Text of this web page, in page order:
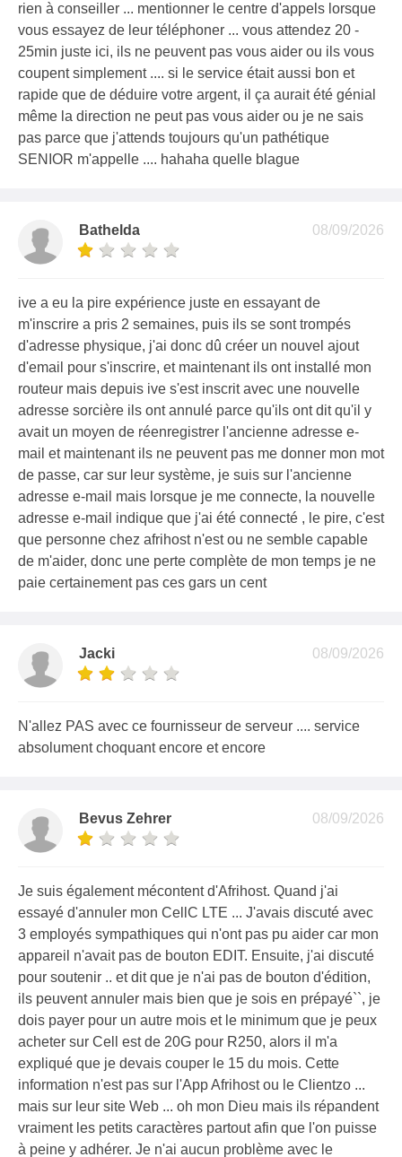
rien à conseiller ... mentionner le centre d'appels lorsque
vous essayez de leur téléphoner ... vous attendez 20 -
25min juste ici, ils ne peuvent pas vous aider ou ils vous
coupent simplement .... si le service était aussi bon et
rapide que de déduire votre argent, il ça aurait été génial
même la direction ne peut pas vous aider ou je ne sais
pas parce que j'attends toujours qu'un pathétique
SENIOR m'appelle .... hahaha quelle blague
08/09/2026
Bathelda
ive a eu la pire expérience juste en essayant de
m'inscrire a pris 2 semaines, puis ils se sont trompés
d'adresse physique, j'ai donc dû créer un nouvel ajout
d'email pour s'inscrire, et maintenant ils ont installé mon
routeur mais depuis ive s'est inscrit avec une nouvelle
adresse sorcière ils ont annulé parce qu'ils ont dit qu'il y
avait un moyen de réenregistrer l'ancienne adresse e-
mail et maintenant ils ne peuvent pas me donner mon mot
de passe, car sur leur système, je suis sur l'ancienne
adresse e-mail mais lorsque je me connecte, la nouvelle
adresse e-mail indique que j'ai été connecté , le pire, c'est
que personne chez afrihost n'est ou ne semble capable
de m'aider, donc une perte complète de mon temps je ne
paie certainement pas ces gars un cent
08/09/2026
Jacki
N'allez PAS avec ce fournisseur de serveur .... service
absolument choquant encore et encore
08/09/2026
Bevus Zehrer
Je suis également mécontent d'Afrihost. Quand j'ai
essayé d'annuler mon CellC LTE ... J'avais discuté avec
3 employés sympathiques qui n'ont pas pu aider car mon
appareil n'avait pas de bouton EDIT. Ensuite, j'ai discuté
pour soutenir .. et dit que je n'ai pas de bouton d'édition,
ils peuvent annuler mais bien que je sois en prépayé``, je
dois payer pour un autre mois et le minimum que je peux
acheter sur Cell est de 20G pour R250, alors il m'a
expliqué que je devais couper le 15 du mois. Cette
information n'est pas sur l'App Afrihost ou le Clientzo ...
mais sur leur site Web ... oh mon Dieu mais ils répandent
vraiment les petits caractères partout afin que l'on puisse
à peine y adhérer. Je n'ai aucun problème avec le